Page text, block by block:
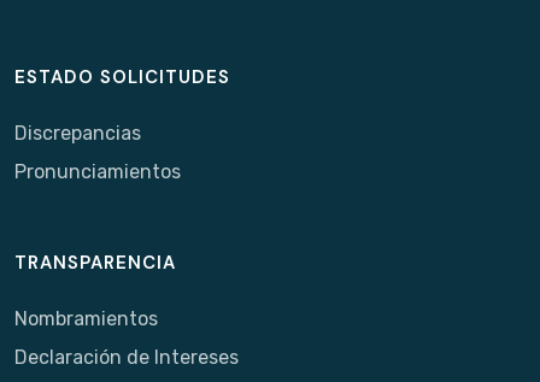
ESTADO SOLICITUDES
Discrepancias
Pronunciamientos
TRANSPARENCIA
Nombramientos
Declaración de Intereses